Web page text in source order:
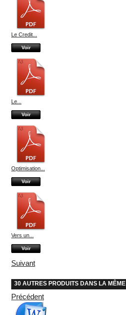
Le Credit...
Voir
Le...
Voir
Optimisation...
Voir
Vers un...
Voir
Suivant
30 AUTRES PRODUITS DANS LA
Précédent